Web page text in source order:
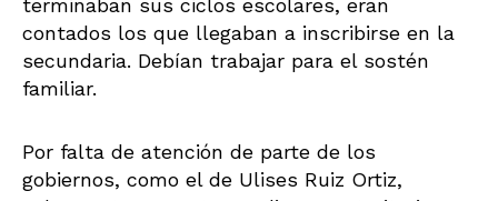
terminaban sus ciclos escolares, eran
contados los que llegaban a inscribirse en la
secundaria. Debían trabajar para el sostén
familiar.
Por falta de atención de parte de los
gobiernos, como el de Ulises Ruiz Ortiz,